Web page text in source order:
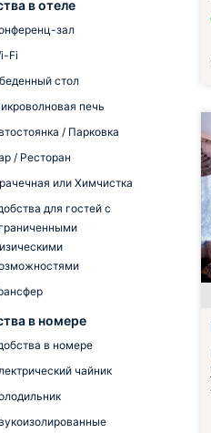
в отеле
зал
Fi
стол
печь
/ Парковка
/ Ресторан
или Химчистка
для гостей с
в номере
в номере
чайник